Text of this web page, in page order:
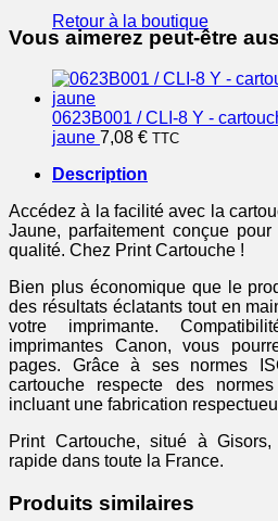
Retour à la boutique
Vous aimerez peut-être
0623B001 / CLI-8 Y -
jaune 7,08 € TTC
Description
Accédez à la facilité avec la
Jaune, parfaitement conçue
qualité. Chez Print Cartouche !
Bien plus économique que le
des résultats éclatants tout en
votre imprimante.
imprimantes Canon, vous
pages. Grâce à ses normes
cartouche respecte des
incluant une fabrication
Print Cartouche, situé à
rapide dans toute la France.
Produits similaires